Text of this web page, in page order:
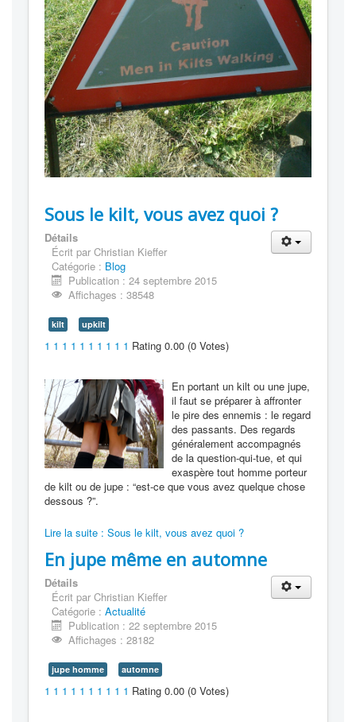
Sous le kilt, vous avez quoi ?
Détails
Écrit par Christian Kieffer
Catégorie : Blog
Publication : 24 septembre 2015
Affichages : 38548
kilt upkilt
1 1 1 1 1 1 1 1 1 1 Rating 0.00 (0 Votes)
En portant un kilt ou une jupe,
il faut se préparer à affronter
le pire des ennemis : le regard
des passants. Des regards
généralement accompagnés
de la question-qui-tue, et qui
exaspère tout homme porteur
de kilt ou de jupe : “est-ce que vous avez quelque chose
dessous ?”.
Lire la suite : Sous le kilt, vous avez quoi ?
En jupe même en automne
Détails
Écrit par Christian Kieffer
Catégorie : Actualité
Publication : 22 septembre 2015
Affichages : 28182
jupe homme automne
1 1 1 1 1 1 1 1 1 1 Rating 0.00 (0 Votes)